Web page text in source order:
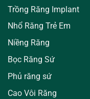
Trồng Răng Implant
Nhổ Răng Trẻ Em
Niềng Răng
Bọc Răng Sứ
Phủ răng sứ
Cao Vôi Răng